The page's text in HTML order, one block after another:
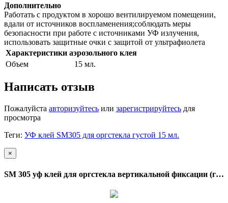
Дополнительно
Работать с продуктом в хорошо вентилируемом помещении,
вдали от источников воспламенения;соблюдать меры
безопасности при работе с источниками УФ излучения,
использовать защитные очки с защитой от ультрафиолета
Характеристики аэрозольного клея
Объем
15 мл.
Написать отзыв
Пожалуйста авторизуйтесь или зарегистрируйтесь для
просмотра
Теги: УФ клей SM305 для оргстекла густой 15 мл.
×
SM 305 уф клей для оргстекла вертикальной фиксации (густой) 15 мл.